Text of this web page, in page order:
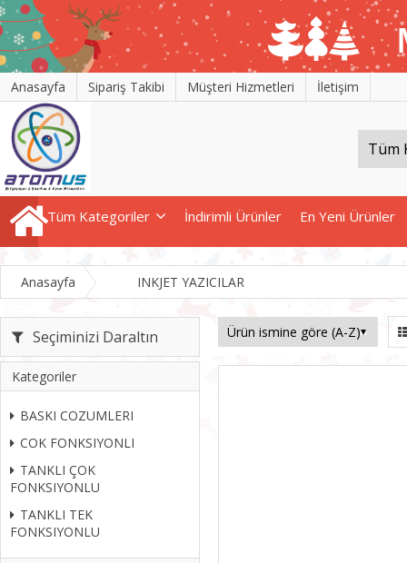
Anasayfa Sipariş Takibi Müşteri Hizmetleri İletişim
Tüm Kategoriler İndirimli Ürünler En Yeni Ürünler
Anasayfa INKJET YAZICILAR
Seçiminizi Daraltın
Kategoriler
BASKI COZUMLERI
COK FONKSIYONLI
TANKLI ÇOK
FONKSIYONLU
TANKLI TEK
FONKSIYONLU